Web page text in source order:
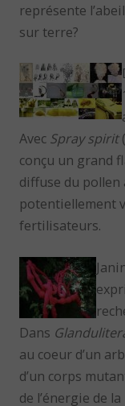
représente
sur terre?
Avec Spray spirit
conçu un grand
diffuse du
potentiellement
fertilisateurs.
Dans
au coeur d’un
d’un corps
de l’énergie de